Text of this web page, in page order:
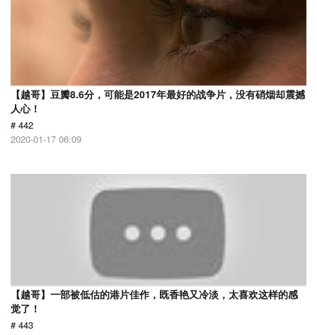
【越哥】豆瓣8.6分，可能是2017年最好的战争片，没有硝烟却震撼
人心！
# 442
2020-01-17 06:09
【越哥】一部被低估的港片佳作，既香艳又冷淡，太喜欢这样的感
觉了！
# 443